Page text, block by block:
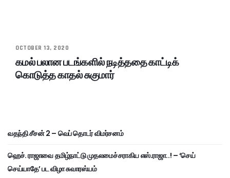
OCTOBER 13, 2020
கமல் பலான படங்களில் நடித்ததை காட்டிக்
கொடுத்த காதல் சுகுமார்
வதந்தி சீசன் 2 – வெப் தொடர் விமர்சனம்
ஹெச். ராஜாவை தமிழ்நாட்டு முதலமைச்சராகிய எஸ்.ராஜா..! – ‘செய்
செய்யாதே’ பட விழா சுவாரஸ்யம்